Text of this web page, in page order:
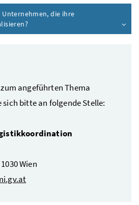
die ihre
angeführten Thema
sich bitte an folgende Stelle:
Wien